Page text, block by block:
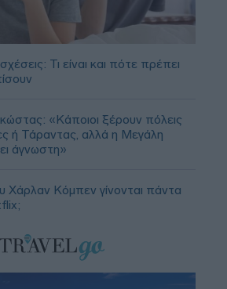
Τι είναι και πότε πρέπει
«Κάποιοι ξέρουν πόλεις
ή Τάραντας, αλλά η Μεγάλη
άγνωστη»
Χάρλαν Κόμπεν γίνονται πάντα